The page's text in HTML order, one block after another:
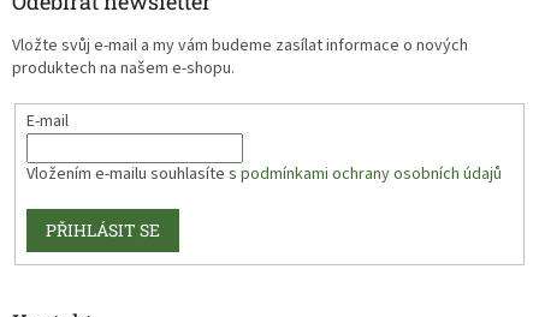
Vložte svůj e-mail a my vám budeme zasílat informace o nových
produktech na našem e-shopu.
E-mail
Vložením e-mailu souhlasíte s podmínkami ochrany osobních údajů
PŘIHLÁSIT SE